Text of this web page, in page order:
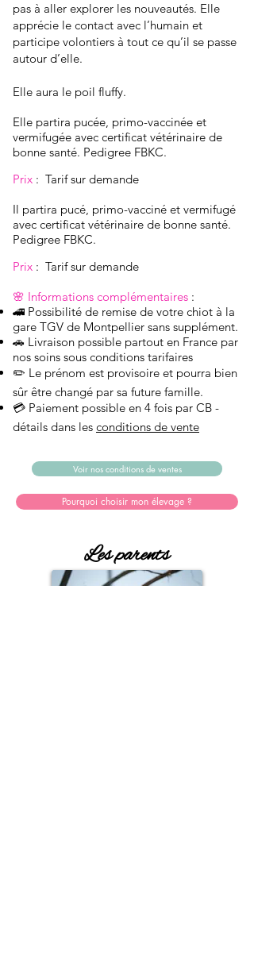
pas à aller explorer les nouveautés. Elle
apprécie le contact avec l’humain et
participe volontiers à tout ce qu’il se passe
autour d’elle.
Elle aura le poil fluffy.
Elle partira pucée, primo-vaccinée et
vermifugée avec certificat vétérinaire de
bonne santé. Pedigree FBKC.
Prix : Tarif sur demande
Il partira pucé, primo-vacciné et vermifugé
avec certificat vétérinaire de bonne santé.
Pedigree FBKC.
Prix : Tarif sur demande
🌸 Informations complémentaires :
🚄 Possibilité de remise de votre chiot à la
gare TGV de Montpellier sans supplément.
🚗 Livraison possible partout en France par
nos soins sous conditions tarifaires
✏️ Le prénom est provisoire et pourra bien
sûr être changé par sa future famille.
💳 Paiement possible en 4 fois par CB -
détails dans les conditions de vente
Voir nos conditions de ventes
Pourquoi choisir mon élevage ?
Les parents